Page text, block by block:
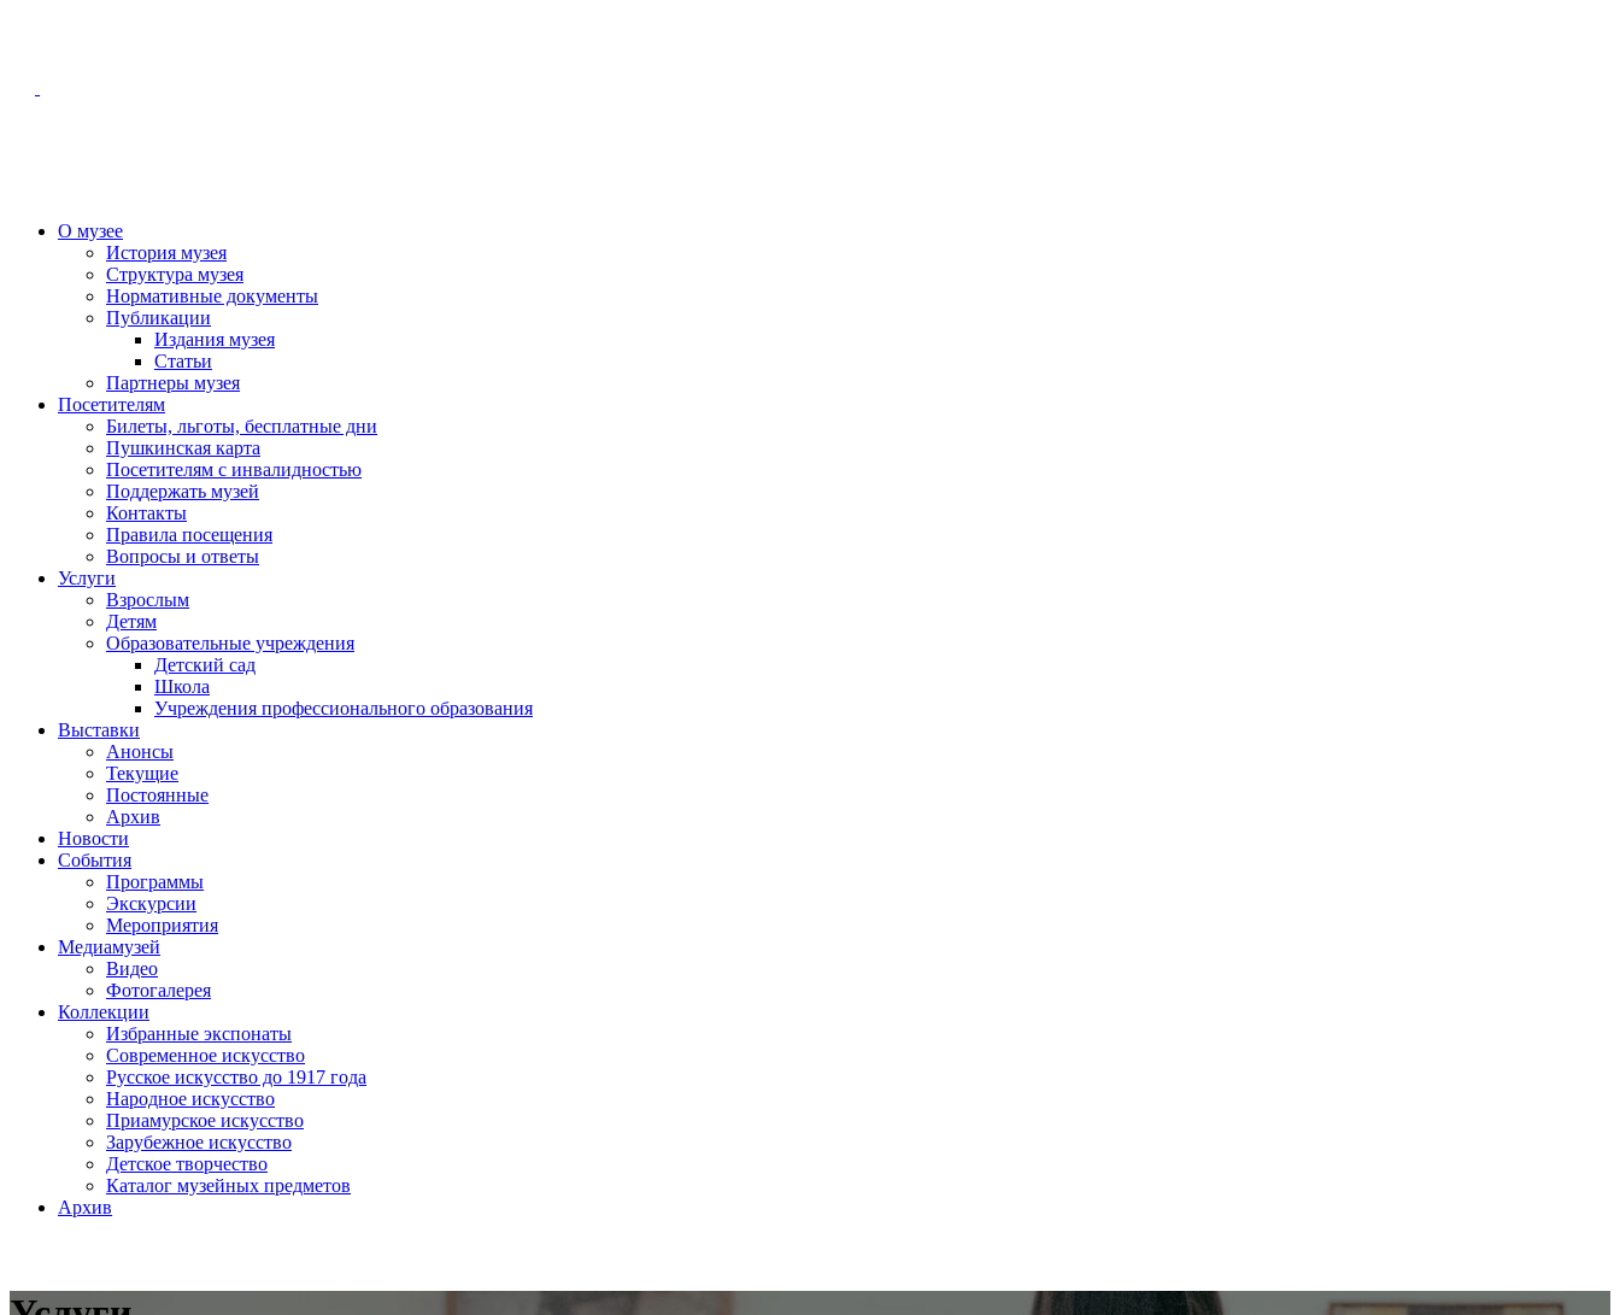
О музее
История музея
Структура музея
Нормативные документы
Публикации
Издания музея
Статьи
Партнеры музея
Посетителям
Билеты, льготы, бесплатные дни
Пушкинская карта
Посетителям с инвалидностью
Поддержать музей
Контакты
Правила посещения
Вопросы и ответы
Услуги
Взрослым
Детям
Образовательные учреждения
Детский сад
Школа
Учреждения профессионального образования
Выставки
Анонсы
Текущие
Постоянные
Архив
Новости
События
Программы
Экскурсии
Мероприятия
Медиамузей
Видео
Фотогалерея
Коллекции
Избранные экспонаты
Современное искусство
Русское искусство до 1917 года
Народное искусство
Приамурское искусство
Зарубежное искусство
Детское творчество
Каталог музейных предметов
Архив